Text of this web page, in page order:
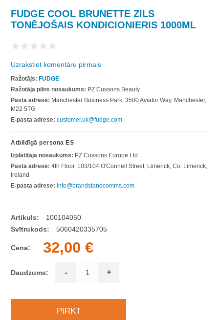
FUDGE COOL BRUNETTE ZILS
TONĒJOŠAIS KONDICIONIERIS 1000ML
Uzrakstiet komentāru pirmais
Ražotājs: FUDGE
Ražotāja pilns nosaukums: PZ Cussons Beauty,
Pasta adrese: Manchester Business Park, 3500 Aviator Way, Manchester,
M22 5TG
E-pasta adrese: customer.uk@fudge.com
Atbildīgā persona ES
Izplatītāja nosaukums: PZ Cussons Europe Ltd
Pasta adrese: 4th Floor, 103/104 O'Connell Street, Limerick, Co. Limerick,
Ireland
E-pasta adrese: info@brandstandcomms.com
Artikuls:
100104050
Svītrukods:
5060420335705
Cena: 32,00 €
Daudzums: - +